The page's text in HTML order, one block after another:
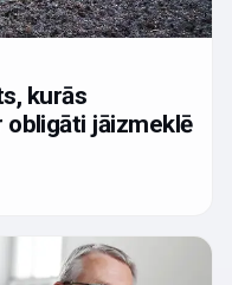
kurās
jāizmeklē